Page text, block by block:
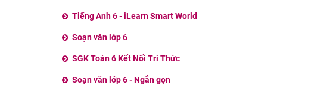
Tiếng Anh 6 - iLearn Smart World
Soạn văn lớp 6
SGK Toán 6 Kết Nối Tri Thức
Soạn văn lớp 6 - Ngắn gọn